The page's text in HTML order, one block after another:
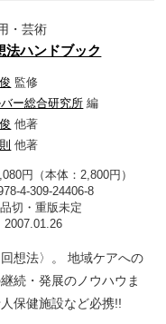
・芸術
法ハンドブック
監修
ー総合研究所 編
他著
他著
円（本体：2,800円）
4-309-24406-8
切・重版未定
2007.01.26
想法〉。 地域ケアへの
続・発展のノウハウま
保健施設など必携!!